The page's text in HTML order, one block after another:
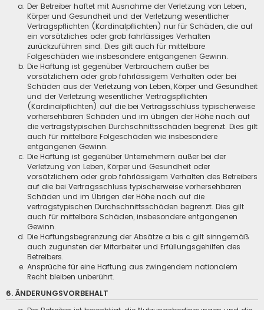
Der Betreiber haftet mit Ausnahme der Verletzung von Leben,
Körper und Gesundheit und der Verletzung wesentlicher
Vertragspflichten (Kardinalpflichten) nur für Schäden, die auf
ein vorsätzliches oder grob fahrlässiges Verhalten
zurückzuführen sind. Dies gilt auch für mittelbare
Folgeschäden wie insbesondere entgangenen Gewinn.
Die Haftung ist gegenüber Verbrauchern außer bei
vorsätzlichem oder grob fahrlässigem Verhalten oder bei
Schäden aus der Verletzung von Leben, Körper und Gesundheit
und der Verletzung wesentlicher Vertragspflichten
(Kardinalpflichten) auf die bei Vertragsschluss typischerweise
vorhersehbaren Schäden und im übrigen der Höhe nach auf
die vertragstypischen Durchschnittsschäden begrenzt. Dies gilt
auch für mittelbare Folgeschäden wie insbesondere
entgangenen Gewinn.
Die Haftung ist gegenüber Unternehmern außer bei der
Verletzung von Leben, Körper und Gesundheit oder
vorsätzlichem oder grob fahrlässigem Verhalten des Betreibers
auf die bei Vertragsschluss typischerweise vorhersehbaren
Schäden und im Übrigen der Höhe nach auf die
vertragstypischen Durchschnittsschäden begrenzt. Dies gilt
auch für mittelbare Schäden, insbesondere entgangenen
Gewinn.
Die Haftungsbegrenzung der Absätze a bis c gilt sinngemäß
auch zugunsten der Mitarbeiter und Erfüllungsgehilfen des
Betreibers.
Ansprüche für eine Haftung aus zwingendem nationalem
Recht bleiben unberührt.
6. ÄNDERUNGSVORBEHALT